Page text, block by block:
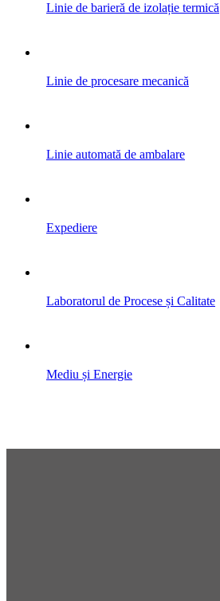
Linie de barieră de izolație termică
Linie de procesare mecanică
Linie automată de ambalare
Expediere
Laboratorul de Procese și Calitate
Mediu și Energie